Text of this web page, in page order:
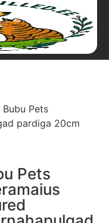
Bubu Pets
pardiga 20cm
Pets